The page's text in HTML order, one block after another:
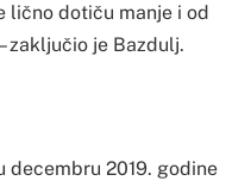
lično dotiču manje i od
zaključio je Bazdulj.
decembru 2019. godine